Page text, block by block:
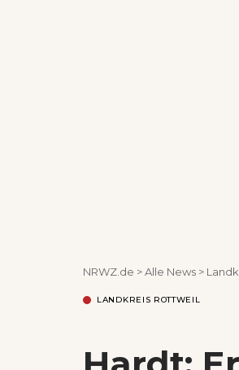
NRWZ.de >Alle News >
LANDKREIS ROTTWEIL